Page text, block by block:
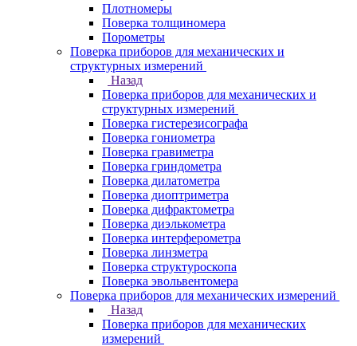
Плотномеры
Поверка толщиномера
Порометры
Поверка приборов для механических и
структурных измерений
Назад
Поверка приборов для механических и
структурных измерений
Поверка гистерезисографа
Поверка гониометра
Поверка гравиметра
Поверка гриндометра
Поверка дилатометра
Поверка диоптриметра
Поверка дифрактометра
Поверка диэлькометра
Поверка интерферометра
Поверка линзметра
Поверка структуроскопа
Поверка эвольвентомера
Поверка приборов для механических измерений
Назад
Поверка приборов для механических
измерений